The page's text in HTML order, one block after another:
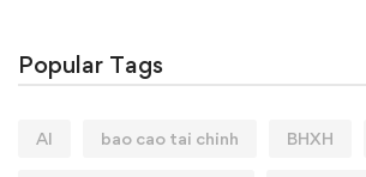
Popular Tags
AI bao cao tai chinh BHXH